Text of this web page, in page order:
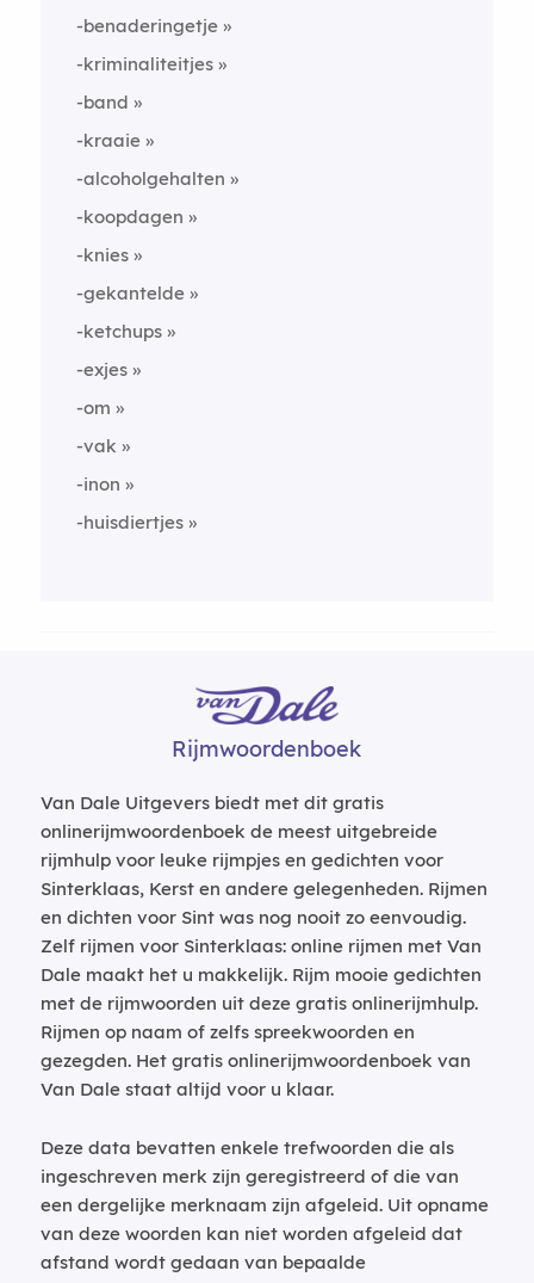
-benaderingetje
-kriminaliteitjes
-band
-kraaie
-alcoholgehalten
-koopdagen
-knies
-gekantelde
-ketchups
-exjes
-om
-vak
-inon
-huisdiertjes
Rijmwoordenboek
Van Dale Uitgevers biedt met dit gratis
onlinerijmwoordenboek de meest uitgebreide
rijmhulp voor leuke rijmpjes en gedichten voor
Sinterklaas, Kerst en andere gelegenheden. Rijmen
en dichten voor Sint was nog nooit zo eenvoudig.
Zelf rijmen voor Sinterklaas: online rijmen met Van
Dale maakt het u makkelijk. Rijm mooie gedichten
met de rijmwoorden uit deze gratis onlinerijmhulp.
Rijmen op naam of zelfs spreekwoorden en
gezegden. Het gratis onlinerijmwoordenboek van
Van Dale staat altijd voor u klaar.
Deze data bevatten enkele trefwoorden die als
ingeschreven merk zijn geregistreerd of die van
een dergelijke merknaam zijn afgeleid. Uit opname
van deze woorden kan niet worden afgeleid dat
afstand wordt gedaan van bepaalde